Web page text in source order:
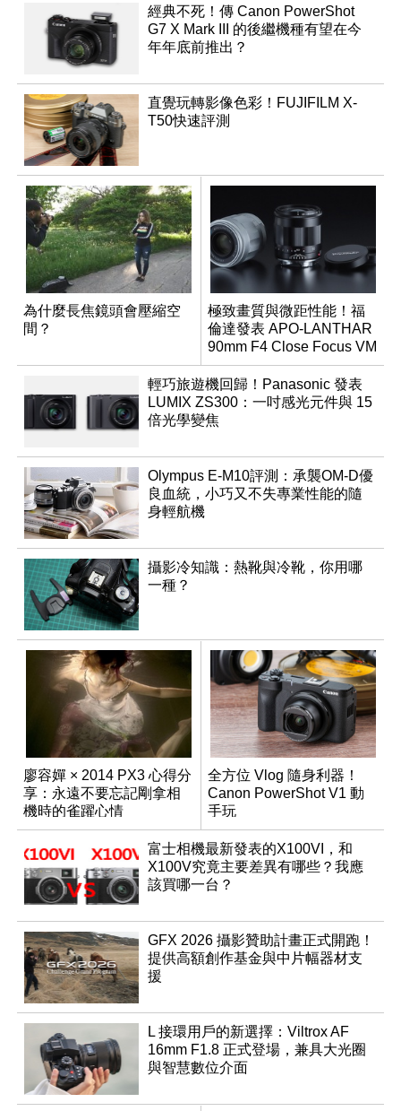
經典不死！傳 Canon PowerShot
G7 X Mark III 的後繼機種有望在今
年年底前推出？
直覺玩轉影像色彩！FUJIFILM X-
T50快速評測
為什麼長焦鏡頭會壓縮空
間？
極致畫質與微距性能！福
倫達發表 APO-LANTHAR
90mm F4 Close Focus VM
輕巧旅遊機回歸！Panasonic 發表
LUMIX ZS300：一吋感光元件與 15
倍光學變焦
Olympus E-M10評測：承襲OM-D優
良血統，小巧又不失專業性能的隨
身輕航機
攝影冷知識：熱靴與冷靴，你用哪
一種？
廖容嬋 × 2014 PX3 心得分
享：永遠不要忘記剛拿相
機時的雀躍心情
全方位 Vlog 隨身利器！
Canon PowerShot V1 動
手玩
富士相機最新發表的X100VI，和
X100V究竟主要差異有哪些？我應
該買哪一台？
GFX 2026 攝影贊助計畫正式開跑！
提供高額創作基金與中片幅器材支
援
L 接環用戶的新選擇：Viltrox AF
16mm F1.8 正式登場，兼具大光圈
與智慧數位介面